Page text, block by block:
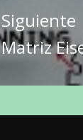
Siguiente
Entrada
siguiente:
Matriz